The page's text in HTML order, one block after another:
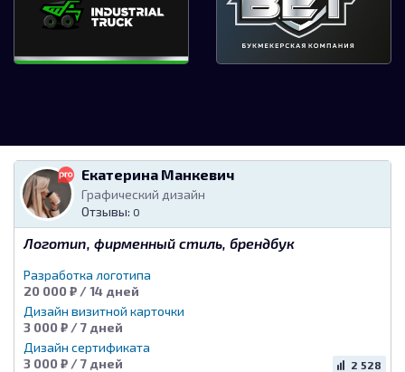
Логотип компании
Лого
и фирменный стиль
для новой
Екатерина Манкевич
Графический дизайн
Отзывы: 0
Логотип, фирменный стиль, брендбук
Разработка логотипа
20 000 ₽ / 14 дней
Дизайн визитной карточки
3 000 ₽ / 7 дней
Дизайн сертификата
3 000 ₽ / 7 дней
2 528